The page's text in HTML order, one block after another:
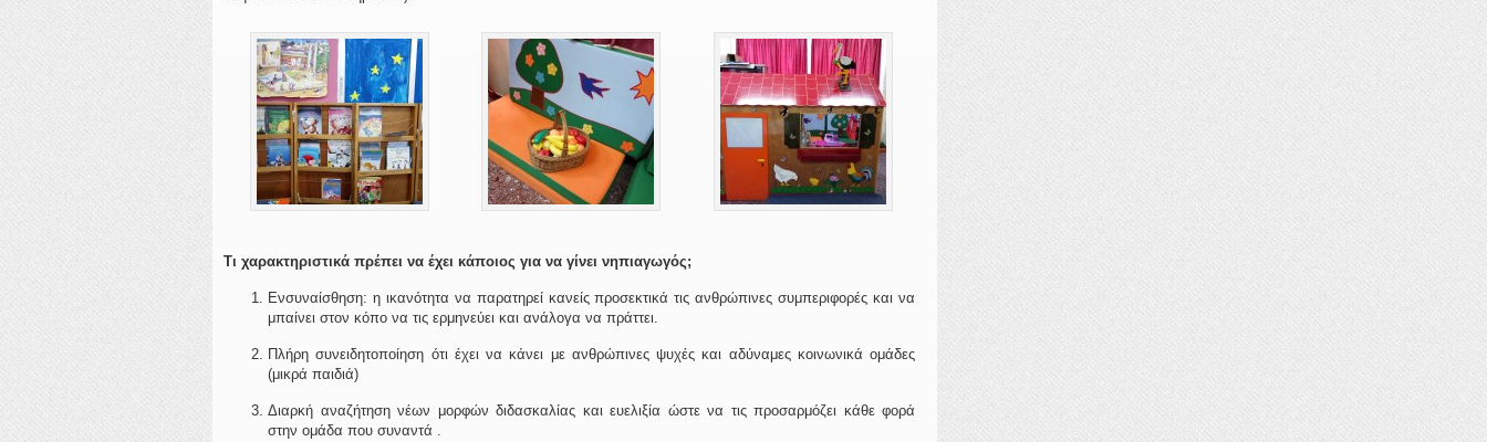
Τι χαρακτηριστικά πρέπει να έχει κάποιος για να γίνει νηπιαγωγός;
Ενσυναίσθηση: η ικανότητα να παρατηρεί κανείς προσεκτικά τις ανθρώπινες συμπεριφορές και να
μπαίνει στον κόπο να τις ερμηνεύει και ανάλογα να πράττει.
Πλήρη συνειδητοποίηση ότι έχει να κάνει με ανθρώπινες ψυχές και αδύναμες κοινωνικά ομάδες
(μικρά παιδιά)
Διαρκή αναζήτηση νέων μορφών διδασκαλίας και ευελιξία ώστε να τις προσαρμόζει κάθε φορά
στην ομάδα που συναντά .